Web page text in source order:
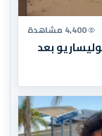
4,400 مشاهدة
بعد